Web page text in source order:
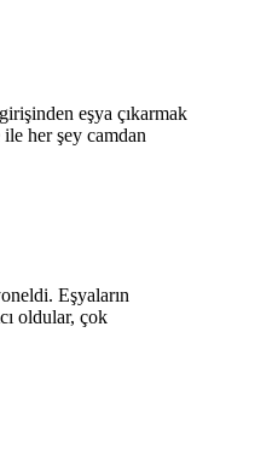
eşya çıkarmak
her şey camdan
Eşyaların
oldular, çok